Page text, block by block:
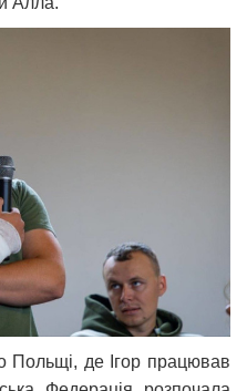
Польщі, де Ігор працював